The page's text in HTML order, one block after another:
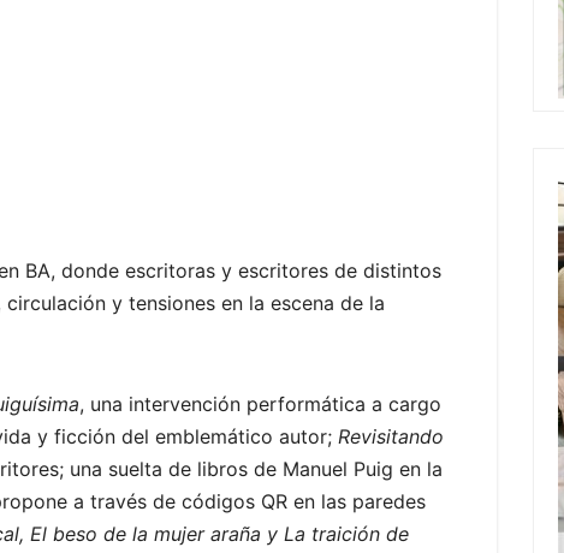
BA, donde escritoras y escritores de distintos
y tensiones en la escena de la
, una intervención performática a cargo
y ficción del emblemático autor; Revisitando
una suelta de libros de Manuel Puig en la
a través de códigos QR en las paredes
El beso de la mujer araña y La traición de